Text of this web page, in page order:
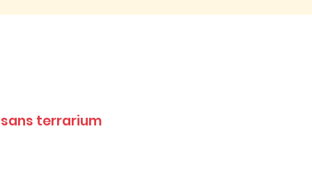
terrarium